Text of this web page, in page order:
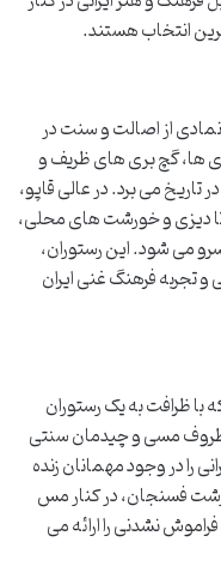
انتخاب هستند.
از ۴۰ سال سابقه، نمادی از اصالت و سنت در
ها، گچ بری های ظریف و
تاریخ می برد. در عالی قاپو،
تا دیزی و خورشت های محلی،
می شود. این رستوران،
و تجربه فرهنگ غنی ایران
با ظرافت به یک رستوران
مسی و چیدمان سنتی
را در وجود مهمانان زنده
فسنجان، در کنار مس
نشدنی را ارائه می